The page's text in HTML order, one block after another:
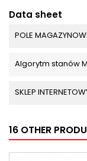
Data sheet
POLE
Algorytm stanów
SKLEP
16 OTHER